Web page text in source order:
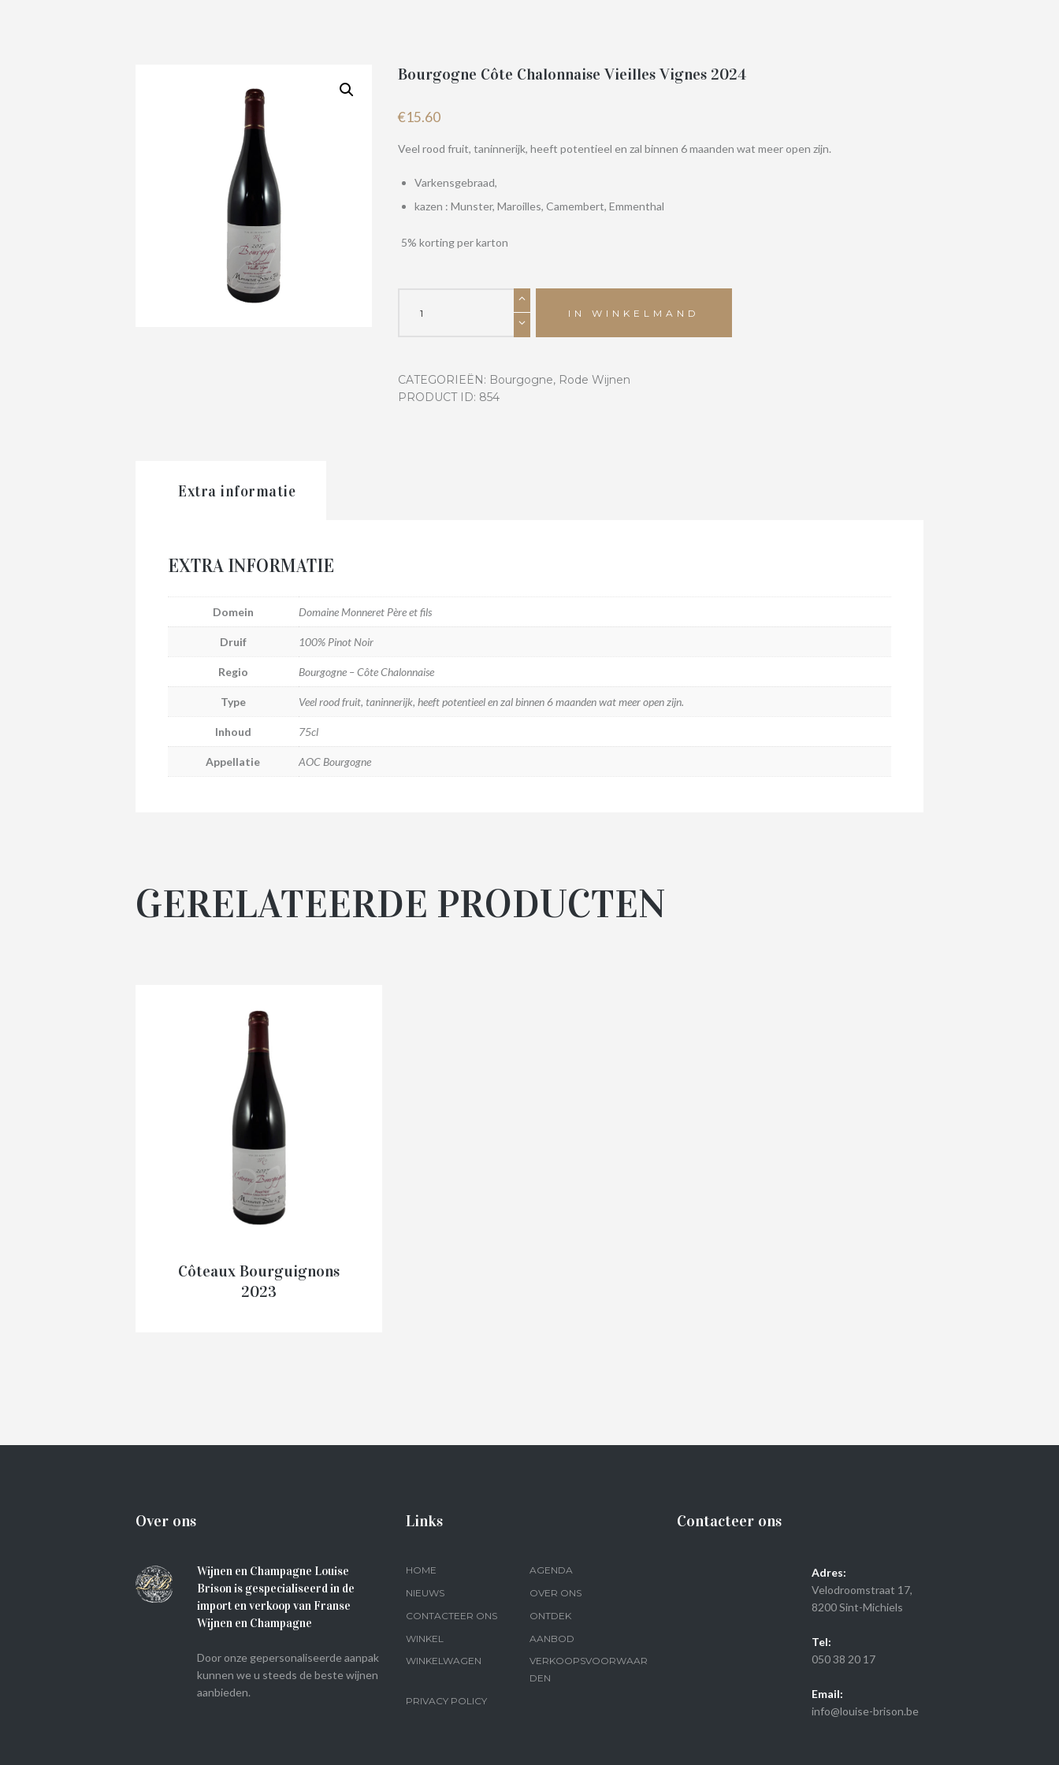
Bourgogne Côte Chalonnaise Vieilles Vignes 2024
€15.60
Veel rood fruit, taninnerijk, heeft potentieel en zal binnen 6 maanden wat meer open zijn.
Varkensgebraad,
kazen : Munster, Maroilles, Camembert, Emmenthal
5% korting per karton
Côte
2024
aantal
IN WINKELMAND
CATEGORIEËN: Bourgogne, Rode Wijnen
PRODUCT ID: 854
Extra informatie
EXTRA INFORMATIE
Domein Domaine Monneret Père et fils
Druif 100% Pinot Noir
Regio Bourgogne – Côte Chalonnaise
Type Veel rood fruit, taninnerijk, heeft potentieel en zal binnen 6 maanden wat meer open zijn.
Inhoud 75cl
Appellatie AOC Bourgogne
GERELATEERDE PRODUCTEN
Côteaux Bourguignons
2023
Over ons
Wijnen en Champagne Louise
Brison is gespecialiseerd in de
import en verkoop van Franse
Wijnen en Champagne
Door onze gepersonaliseerde aanpak
kunnen we u steeds de beste wijnen
aanbieden.
Links
HOME
AGENDA
NIEUWS
OVER ONS
CONTACTEER ONS
ONTDEK
WINKEL
AANBOD
WINKELWAGEN
VERKOOPSVOORWAAR
DEN
PRIVACY POLICY
Contacteer ons
Adres:
Velodroomstraat 17,
8200 Sint-Michiels
Tel:
050 38 20 17
Email:
info@louise-brison.be